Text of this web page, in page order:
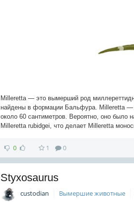
Milleretta — это вымерший род
найдены в формации Бальфура. Milleretta —
около 60 сантиметров. Вероятно, оно было
Milleretta rubidgei, что делает Milleretta
0 1 0
Styxosaurus
custodian Вымершие животные